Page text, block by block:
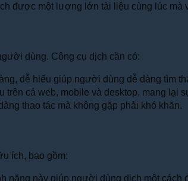
được một lượng lớn tài liệu cùng lúc
dùng. Công cụ dịch cần có:
dễ hiểu giúp người dùng dễ dàng tìm
trên cả web, mobile và desktop, mang lại
thao tác mà không gặp phải khó khăn.
ích, bao gồm:
năng này giúp người dùng dịch một cách